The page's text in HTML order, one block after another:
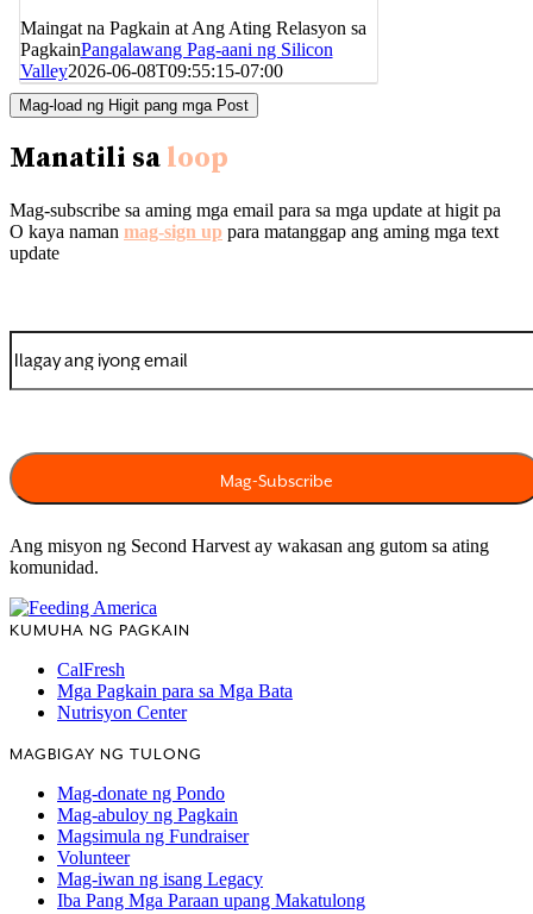
Maingat na Pagkain at Ang Ating Relasyon sa
PagkainPangalawang Pag-aani ng Silicon
Valley2026-06-08T09:55:15-07:00
Mag-load ng Higit pang mga Post
Manatili sa loop
Mag-subscribe sa aming mga email para sa mga update at higit pa
O kaya naman mag-sign up para matanggap ang aming mga text
update
Ang misyon ng Second Harvest ay wakasan ang gutom sa ating
komunidad.
KUMUHA NG PAGKAIN
CalFresh
Mga Pagkain para sa Mga Bata
Nutrisyon Center
MAGBIGAY NG TULONG
Mag-donate ng Pondo
Mag-abuloy ng Pagkain
Magsimula ng Fundraiser
Volunteer
Mag-iwan ng isang Legacy
Iba Pang Mga Paraan upang Makatulong